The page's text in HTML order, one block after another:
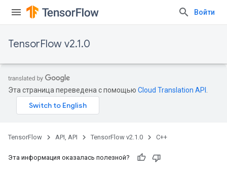
Войти
TensorFlow v2.1.0
Эта страница переведена с помощью Cloud Translation API
TensorFlow API, API TensorFlow v2.1.0 C++
Эта информация оказалась полезной?